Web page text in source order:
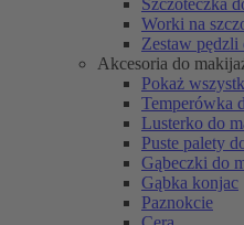
Szczoteczka
Worki na
Zestaw pędzli
Akcesoria do
Pokaż
Temperówka
Lusterko do
Puste palety
Gąbeczki do
Gąbka konjac
Paznokcie